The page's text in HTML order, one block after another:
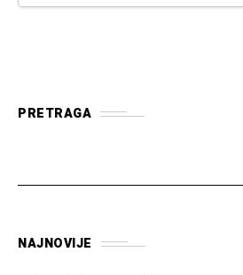
PRETRAGA
NAJNOVIJE